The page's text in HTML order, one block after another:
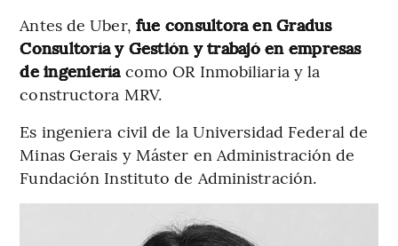
Antes de Uber, fue consultora en Gradus
Consultoría y Gestión y trabajó en empresas
de ingeniería como OR Inmobiliaria y la
constructora MRV.
Es ingeniera civil de la Universidad Federal de
Minas Gerais y Máster en Administración de
Fundación Instituto de Administración.